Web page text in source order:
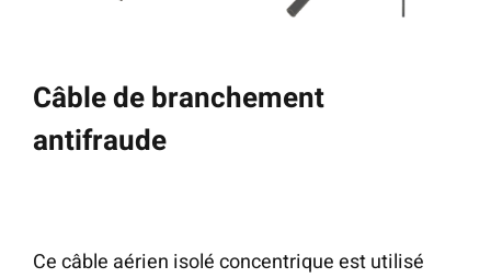
Câble de branchement
antifraude
Ce câble aérien isolé concentrique est utilisé